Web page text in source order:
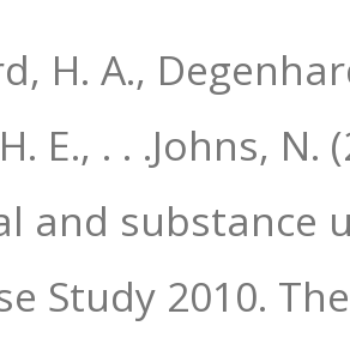
H. A.,
E., . . .Johns,
and substance
Study 2010.